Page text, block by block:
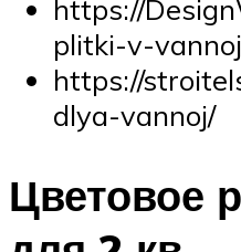
https://
plitki-v-
https://
dlya-vannoj/
Цветовое